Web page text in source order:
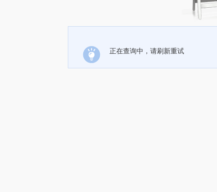
正在查询中，请刷新重试